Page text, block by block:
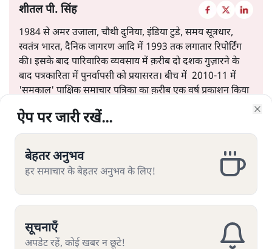
शीतल पी. सिंह
1984 से अमर उजाला, चौथी दुनिया, इंडिया टुडे, समय सूत्रधार,
स्वतंत्र भारत, दैनिक जागरण आदि में 1993 तक लगातार रिपोर्टिंग
की। इसके बाद पारिवारिक व्यवसाय में क़रीब दो दशक गुज़ारने के
बाद पत्रकारिता में पुनर्वापसी को प्रयासरत। बीच में 2010-11 में
'समकाल' पाक्षिक समाचार पत्रिका का क़रीब एक वर्ष प्रकाशन किया
।
शीतल पी. सिंहकी और स्टोरी पढ़ें
ऐप पर जारी रखें...
बेहतर अनुभव
हर समाचार के बेहतर अनुभव के लिए!
सूचनाएँ
अपडेट रहें, कोई खबर न छूटे!
ऐप पर जारी रखें...
बेहतर अनुभव
हर समाचार के बेहतर अनुभव के लिए!
सूचनाएँ
अपडेट रहें, कोई खबर न छूटे!
ऐप पर जारी रखें...
बेहतर अनुभव
हर समाचार के बेहतर अनुभव के लिए!
सूचनाएँ
अपडेट रहें, कोई खबर न छूटे!
ऐप पर जारी रखें...
बेहतर अनुभव
हर समाचार के बेहतर अनुभव के लिए!
सूचनाएँ
अपडेट रहें, कोई खबर न छूटे!
ऐप पर जारी रखें...
बेहतर अनुभव
हर समाचार के बेहतर अनुभव के लिए!
सूचनाएँ
अपडेट रहें, कोई खबर न छूटे!
ऐप पर जारी रखें...
बेहतर अनुभव
हर समाचार के बेहतर अनुभव के लिए!
सूचनाएँ
अपडेट रहें, कोई खबर न छूटे!
ऐप पर जारी रखें...
बेहतर अनुभव
हर समाचार के बेहतर अनुभव के लिए!
सूचनाएँ
अपडेट रहें, कोई खबर न छूटे!